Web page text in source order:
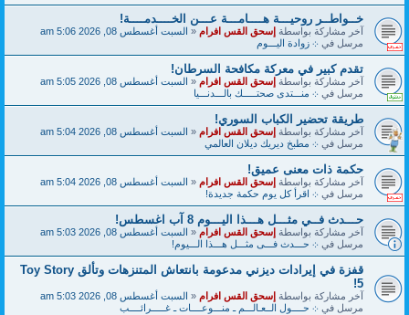
خــواطــر روحيـــة هــــامـــة عـــن الخــــدمــــة!
آخر مشاركة بواسطةإسحق القس افرام«السبت أغسطس 08, 2026 5:06 am
مرسل في܀ زوادة اليـــوم
تقدم كبير في معركة مكافحة السرطان!
آخر مشاركة بواسطةإسحق القس افرام«السبت أغسطس 08, 2026 5:05 am
مرسل في܀ منـــتدى صحتـــــك بالـــدنـــيا
طريقة تحضير الكباب السوري!
آخر مشاركة بواسطةإسحق القس افرام«السبت أغسطس 08, 2026 5:04 am
مرسل في܀ مطبخ ديريك ديلان العالمي
حكمة ذات معنى عميق!
آخر مشاركة بواسطةإسحق القس افرام«السبت أغسطس 08, 2026 5:04 am
مرسل في܀ اقرأ كل يوم حكمة جديدة!
حـــدث فــي مثـــل هـــذا اليـــوم 8 آب اغسطس!
آخر مشاركة بواسطةإسحق القس افرام«السبت أغسطس 08, 2026 5:03 am
مرسل في܀ حـــدث فـــى مثـــل هـــذا الـــيوم!
قفزة في إيرادات ديزني مدعومة بانتعاش المتنزهات وتألق Toy Story
5!
آخر مشاركة بواسطةإسحق القس افرام«السبت أغسطس 08, 2026 5:03 am
مرسل في܀ حــــول الــعـالـــم ـ منـــوعــــات ـ غـــــرائــــب